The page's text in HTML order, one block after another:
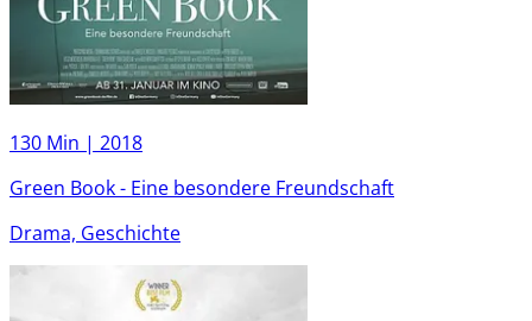
130 Min | 2018
Green Book - Eine besondere Freundschaft
Drama, Geschichte